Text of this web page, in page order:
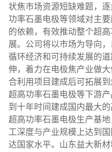
状焦市场资源短缺难题，
功率石墨电极等领域对主
的依赖，有效推动整个超
展。公司将以市场为导向
循环经济和可持续发展的
伸，着力在电极焦产业做
合利用项目建成后可拓展
超高功率石墨电极等下游
到十年时间建成国内最大
超高功率石墨电极生产基
工深度与产业规模上达到
达国家水平。山东益大新